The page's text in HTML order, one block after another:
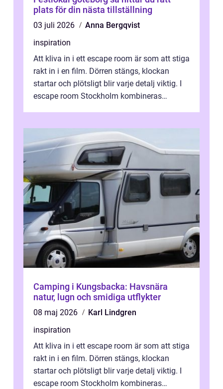
plats för din nästa tillställning
03 juli 2026
Anna Bergqvist
inspiration
Att kliva in i ett escape room är som att stiga
rakt in i en film. Dörren stängs, klockan
startar och plötsligt blir varje detalj viktig. I
escape room Stockholm kombineras
Camping i Kungsbacka: Havsnära
natur, lugn och smidiga utflykter
08 maj 2026
Karl Lindgren
inspiration
Att kliva in i ett escape room är som att stiga
rakt in i en film. Dörren stängs, klockan
startar och plötsligt blir varje detalj viktig. I
escape room Stockholm kombineras